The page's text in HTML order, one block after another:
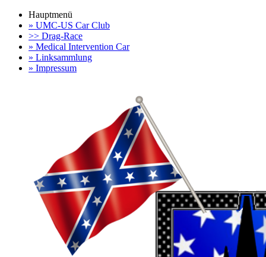
Hauptmenü
» UMC-US Car Club
>> Drag-Race
» Medical Intervention Car
» Linksammlung
» Impressum